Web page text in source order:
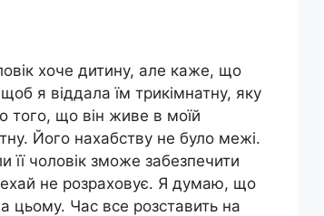
хоче дитину, але каже, що
я віддала їм трикімнатну, яку
того, що він живе в моїй
Його нахабству не було межі.
її чоловік зможе забезпечити
не розраховує. Я думаю, що
цьому. Час все розставить на